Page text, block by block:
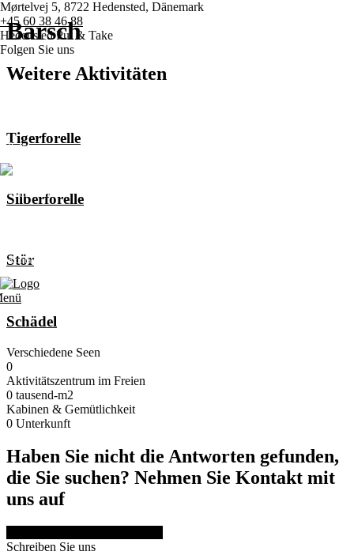
Mørtelvej 5, 8722 Hedensted, Dänemark
+45 60 38 46 88
Hedensted Put & Take
Folgen Sie uns
Preise
Wettbewerbe
Kontakt
Barsch
Weitere Aktivitäten
Tigerforelle
Silberforelle
Stör
Schädel
Verschiedene Seen
0
Aktivitätszentrum im Freien
0 tausend-m2
Kabinen & Gemütlichkeit
0 Unterkunft
Haben Sie nicht die Antworten gefunden,
die Sie suchen? Nehmen Sie Kontakt mit
uns auf
Schreiben Sie uns